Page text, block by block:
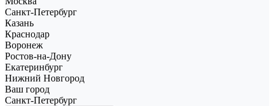
Санкт-Петербург
Казань
Краснодар
Воронеж
Ростов-на-Дону
Екатеринбург
Нижний Новгород
Ваш город
Санкт-Петербург